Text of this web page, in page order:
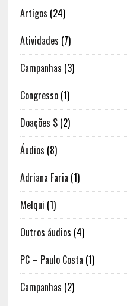
Artigos (24)
Atividades (7)
Campanhas (3)
Congresso(1)
Doações $(2)
Áudios (8)
Adriana Faria (1)
Melqui (1)
Outros áudios (4)
PC – Paulo Costa (1)
Campanhas (2)